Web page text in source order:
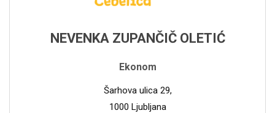
NEVENKA ZUPANČIČ OLETIĆ
Ekonom
Šarhova ulica 29,
1000 Ljubljana